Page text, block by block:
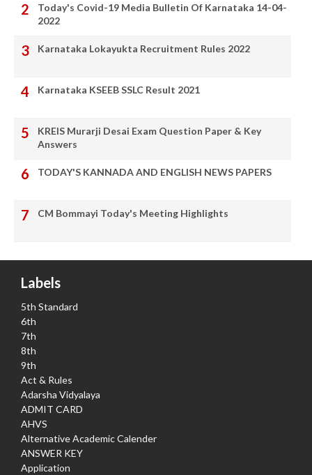
Today's Covid-19 Media Bulletin Of Karnataka 14-04-
2022
Karnataka Lokayukta Recruitment Rules 2022
Karnataka KSEEB SSLC Result 2021
KREIS Murarji Desai Exam Question Paper & Key
Answers
TODAY'S KANNADA AND ENGLISH NEWS PAPERS
CM Bommayi Today's Meeting Highlights
Labels
5th Standard
6th
7th
8th
9th
Act & Rules
Adarsha Vidyalaya
ADMIT CARD
AHVS
Alternative Academic Calender
ANSWER KEY
Application